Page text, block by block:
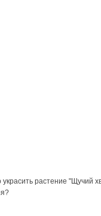
растение "Щучий